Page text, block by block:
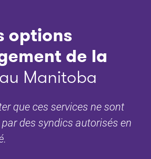
options
de la
au Manitoba
que ces services ne sont
des syndics autorisés en